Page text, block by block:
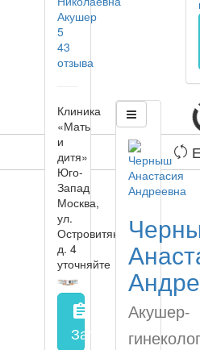
Акушер
5
43
отзыва
Клиника
«Мать
и
дитя»
Юго-
Запад
Москва,
ул.
Островитянова,
д. 4
уточняйте
assignment
Запись на прием
Акушер-
гинеколог